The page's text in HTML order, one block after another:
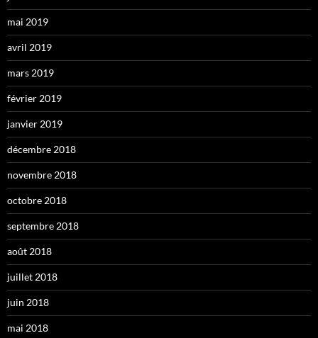
mai 2019
avril 2019
mars 2019
février 2019
janvier 2019
décembre 2018
novembre 2018
octobre 2018
septembre 2018
août 2018
juillet 2018
juin 2018
mai 2018